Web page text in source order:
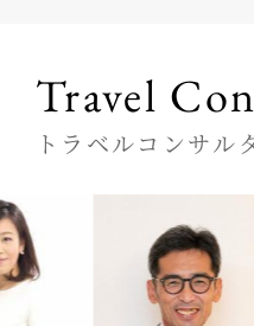
Travel
トラベルコンサル